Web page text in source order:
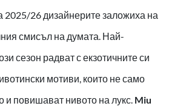
2025/26 дизайнерите заложиха на
смисъл на думата. Най-
сезон радват с екзотичните си
мотиви, които не само
и повишават нивото на лукс. Miu